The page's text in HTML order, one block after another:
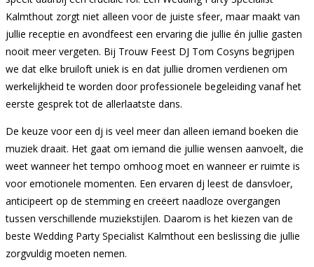
Kalmthout zorgt niet alleen voor de juiste sfeer, maar maakt van
jullie receptie en avondfeest een ervaring die jullie én jullie gasten
nooit meer vergeten. Bij Trouw Feest DJ Tom Cosyns begrijpen
we dat elke bruiloft uniek is en dat jullie dromen verdienen om
werkelijkheid te worden door professionele begeleiding vanaf het
eerste gesprek tot de allerlaatste dans.
De keuze voor een dj is veel meer dan alleen iemand boeken die
muziek draait. Het gaat om iemand die jullie wensen aanvoelt, die
weet wanneer het tempo omhoog moet en wanneer er ruimte is
voor emotionele momenten. Een ervaren dj leest de dansvloer,
anticipeert op de stemming en creëert naadloze overgangen
tussen verschillende muziekstijlen. Daarom is het kiezen van de
beste Wedding Party Specialist Kalmthout een beslissing die jullie
zorgvuldig moeten nemen.